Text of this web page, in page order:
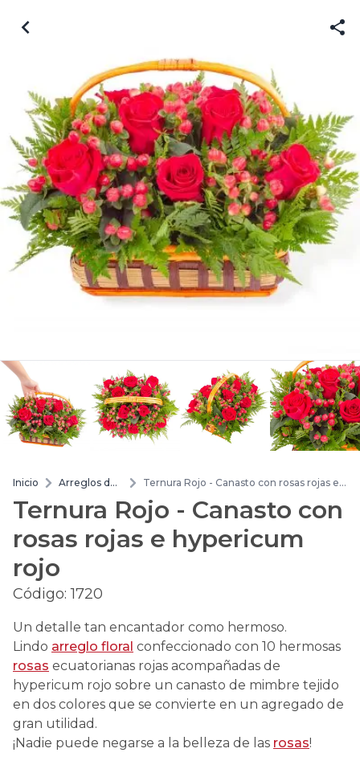
Inicio
Arreglos de
Ternura Rojo - Canasto con rosas rojas e
Ternura Rojo - Canasto con
rosas rojas e hypericum
rojo
Código:1720
Un detalle tan encantador como hermoso.
Lindo arreglo floral confeccionado con 10 hermosas
rosas ecuatorianas rojas acompañadas de
hypericum rojo sobre un canasto de mimbre tejido
en dos colores que se convierte en un agregado de
gran utilidad.
¡Nadie puede negarse a la belleza de las rosas!